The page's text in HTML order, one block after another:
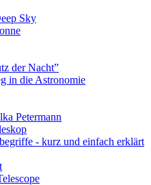
Sky
der Nacht”
in die Astronomie
Petermann
- kurz und einfach erklärt